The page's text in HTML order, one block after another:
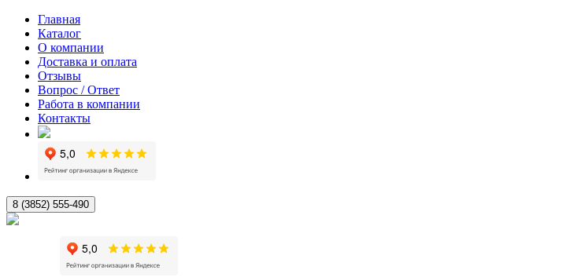
Главная
Каталог
О компании
Доставка и оплата
Отзывы
Вопрос / Ответ
Работа в компании
Контакты
8 (3852) 555-490